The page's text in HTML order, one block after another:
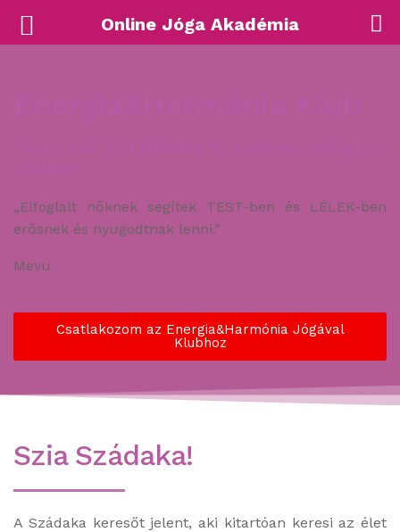
„Elfoglalt nőknek segítek TEST-ben és LÉLEK-ben
erősnek és nyugodtnak lenni.”
Mevu
Csatlakozom az Energia&Harmónia Jógával
Klubhoz
Szia Szádaka!
A Szádaka keresőt jelent, aki kitartóan keresi az élet
Online Jóga Akadémia